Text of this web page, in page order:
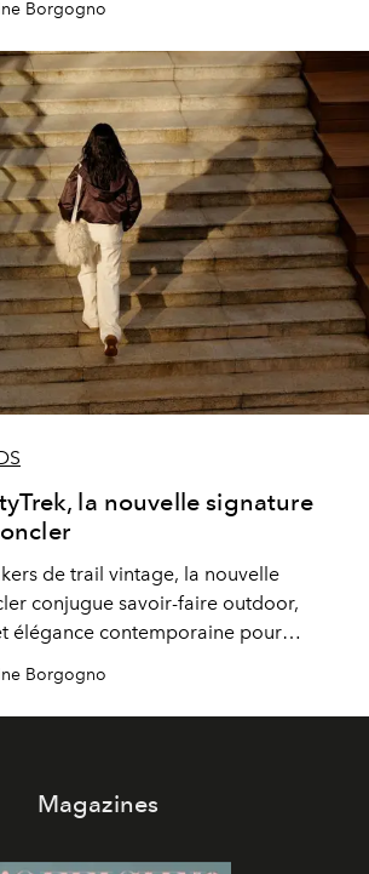
Borgogno
la nouvelle signature
de trail vintage, la nouvelle
conjugue savoir-faire outdoor,
élégance contemporaine pour
explorations du quotidien.
Borgogno
Magazines